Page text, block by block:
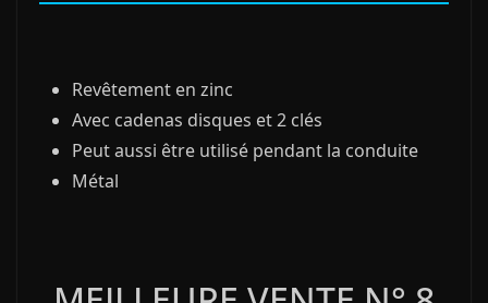
Revêtement en zinc
Avec cadenas disques et 2 clés
Peut aussi être utilisé pendant la conduite
Métal